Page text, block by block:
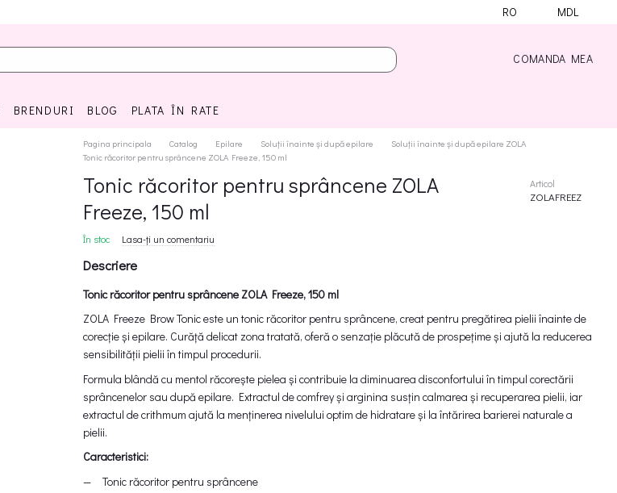
RO MDL
COMANDA MEA
BRENDURI BLOG PLATA ÎN RATE
Pagina principala Catalog Epilare Soluții înainte și după epilare
Soluții înainte și după epilare ZOLA
Tonic răcoritor pentru sprâncene ZOLA Freeze, 150 ml
Tonic răcoritor pentru sprâncene ZOLA
Freeze, 150 ml
Articol
ZOLAFREEZ
În stoc Lasa-ți un comentariu
Descriere
Tonic răcoritor pentru sprâncene ZOLA Freeze, 150 ml
ZOLA Freeze Brow Tonic este un tonic răcoritor pentru sprâncene, creat pentru pregătirea pielii înainte de
corecție și epilare. Curăță delicat zona tratată, oferă o senzație plăcută de prospețime și ajută la reducerea
sensibilității pielii în timpul procedurii.
Formula blândă cu mentol răcorește pielea și contribuie la diminuarea disconfortului în timpul corectării
sprâncenelor sau după epilare. Extractul de comfrey și arginina susțin calmarea și recuperarea pielii, iar
extractul de crithmum ajută la menținerea nivelului optim de hidratare și la întărirea barierei naturale a
pielii.
Caracteristici:
Tonic răcoritor pentru sprâncene